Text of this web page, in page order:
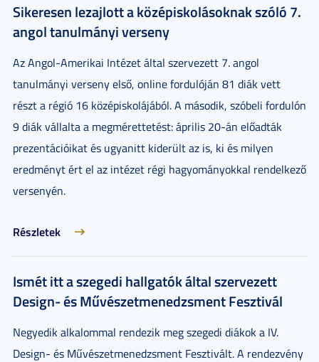
Sikeresen lezajlott a középiskolásoknak szóló 7.
angol tanulmányi verseny
Az Angol-Amerikai Intézet által szervezett 7. angol
tanulmányi verseny első, online fordulóján 81 diák vett
részt a régió 16 középiskolájából. A második, szóbeli fordulón
9 diák vállalta a megmérettetést: április 20-án előadták
prezentációikat és ugyanitt kiderült az is, ki és milyen
eredményt ért el az intézet régi hagyományokkal rendelkező
versenyén.
Részletek
Ismét itt a szegedi hallgatók által szervezett
Design- és Művészetmenedzsment Fesztivál
Negyedik alkalommal rendezik meg szegedi diákok a IV.
Design- és Művészetmenedzsment Fesztivált. A rendezvény